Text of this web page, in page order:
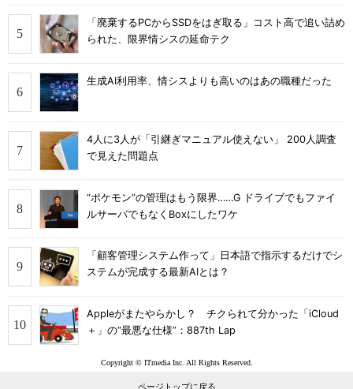
「廃棄するPCからSSDをはぎ取る」コスト高で追い詰め
られた、限界情シスの延命テク
生成AI利用率、情シスよりも高いのはあの職種だった
4人に3人が「引継ぎマニュアル使えない」 200人調査
で見えた問題点
“ポケモン”の管理はもう限界……G ドライブでもファイ
ルサーバでもなくBoxにしたワケ
「顧客管理システム作って」日本語で指示するだけでシ
ステムが完成する最新AIとは？
Appleがまたやらかし？ チクられて分かった「iCloud
＋」の“最悪な仕様”：887th Lap
Copyright © ITmedia Inc. All Rights Reserved.
ページトップに戻る